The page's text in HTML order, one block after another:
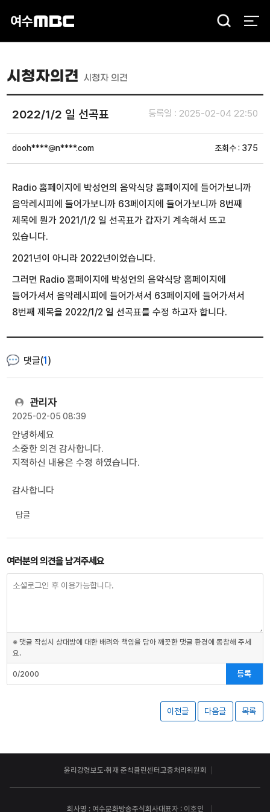
검
시청자의견 시청자 의견
2022/1/2 일 선곡표 등록일 : 2025-02-04 22:50
dooh****@n****.com 조회수 : 375
Radio 홈페이지에 박성언의 음악식당 홈페이지에 들어가보니까
음악레시피에 들어가보니까 63페이지에 들어가보니까 8번째
제목에 뭔가 2021/1/2 일 선곡표가 갑자기 계속해서 뜨고
있습니다.
2021년이 아니라 2022년이었습니다.
그러면 Radio 홈페이지에 박성언의 음악식당 홈페이지에
들어가셔서 음악레시피에 들어가셔서 63페이지에 들어가셔서
8번째 제목을 2022/1/2 일 선곡표를 수정 하고자 합니다.
댓글(1)
관리자
2025-02-05 08:39
안녕하세요
소중한 의견 감사합니다.
지적하신 내용은 수정 하였습니다.
감사합니다
답글
여러분의 의견을 남겨주세요
※ 댓글 작성시 상대방에 대한 배려와 책임을 담아 깨끗한 댓글 환경에 동참해 주세
요.
0/2000 등록
이전글 다음글 목록
윤리강령보도·취재 준칙클린센터고충처리위원회
회사명 : 여수문화방송주식회사대표자 : 이호인